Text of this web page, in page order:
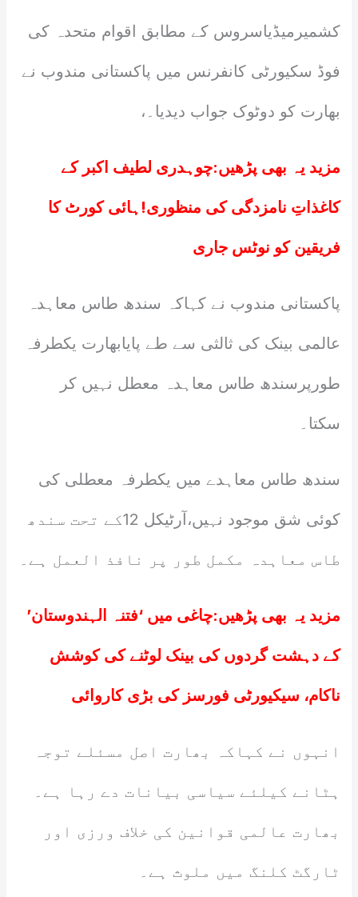
کشمیرمیڈیاسروس کے مطابق اقوام متحدہ کی
فوڈ سکیورٹی کانفرنس میں پاکستانی مندوب نے
بھارت کو دوٹوک جواب دیدیا۔،
مزید یہ بھی پڑھیں:چوہدری لطیف اکبر کے
کاغذاتِ نامزدگی کی منظوری!ہائی کورٹ کا
فریقین کو نوٹس جاری
پاکستانی مندوب نے کہاکہ سندھ طاس معاہدہ
عالمی بینک کی ثالثی سے طے پایابھارت یکطرفہ
طورپرسندھ طاس معاہدہ معطل نہیں کر
سکتا۔
سندھ طاس معاہدے میں یکطرفہ معطلی کی
کوئی شق موجود نہیں،آرٹیکل 12کے تحت سندھ
طاس معاہدہ مکمل طور پر نافذ العمل ہے۔
مزید یہ بھی پڑھیں:چاغی میں ‘فتنہ الہندوستان’
کے دہشت گردوں کی بینک لوٹنے کی کوشش
ناکام، سیکیورٹی فورسز کی بڑی کاروائی
انہوں نے کہاکہ بھارت اصل مسئلے توجہ
ہٹانے کیلئے سیاسی بیانات دے رہا ہے۔
بھارت عالمی قوانین کی خلاف ورزی اور
ٹارگٹ کلنگ میں ملوث ہے۔